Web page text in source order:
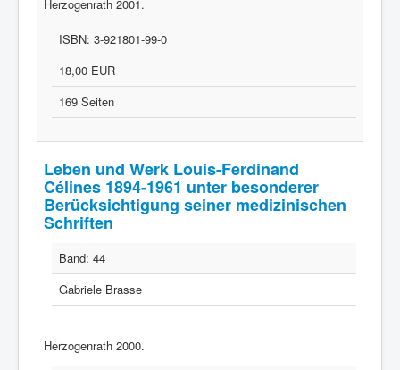
Herzogenrath 2001.
ISBN: 3-921801-99-0
18,00 EUR
169 Seiten
Leben und Werk Louis-Ferdinand
Célines 1894-1961 unter besonderer
Berücksichtigung seiner medizinischen
Schriften
Band: 44
Gabriele Brasse
Herzogenrath 2000.